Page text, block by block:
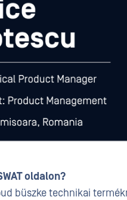
oldalon?
büszke technikai